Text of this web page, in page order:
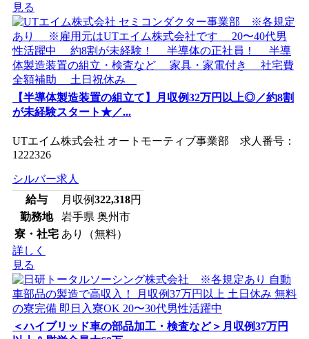
見る
【半導体製造装置の組立て】月収例32万円以上◎／約8割
が未経験スタート★／...
UTエイム株式会社 オートモーティブ事業部 求人番号：
1222326
シルバー求人
給与
月収例322,318円
勤務地
岩手県 奥州市
寮・社宅 あり（無料）
詳しく
見る
＜ハイブリッド車の部品加工・検査など＞月収例37万円